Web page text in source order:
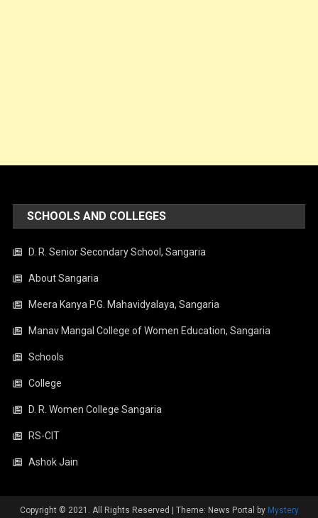
SCHOOLS AND COLLEGES
D. R. Senior Secondary School, Sangaria
About Sangaria
Meera Kanya P.G. Mahavidyalaya, Sangaria
Manav Mangal College of Women Education, Sangaria
Schools
College
D. R. Women College Sangaria
RS-CIT
Ashok Jain
Copyright © 2021. All Rights Reserved Theme: News Portal by Mystery